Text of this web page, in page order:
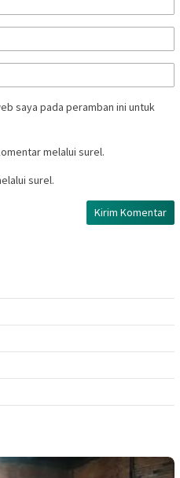
saya pada peramban ini untuk
melalui surel.
surel.